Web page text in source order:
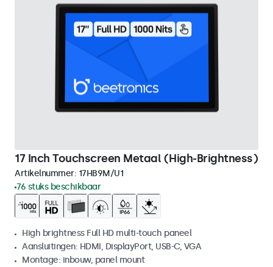
17 Inch Touchscreen Metaal (High-Brightness)
Artikelnummer: 17HB9M/U1
76 stuks beschikbaar
High brightness Full HD multi-touch paneel
Aansluitingen: HDMI, DisplayPort, USB-C, VGA
Montage: inbouw, panel mount